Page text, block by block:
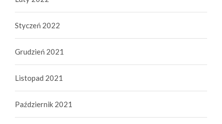
Styczeń 2022
Grudzień 2021
Listopad 2021
Październik 2021